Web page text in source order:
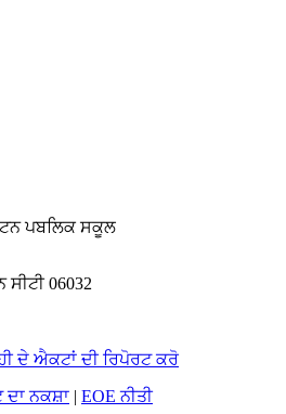
ਪਬਲਿਕ ਸਕੂਲ
06032
ਦੇ ਐਕਟਾਂ ਦੀ ਰਿਪੋਰਟ ਕਰੋ
ਦਾ ਨਕਸ਼ਾ | EOE ਨੀਤੀ